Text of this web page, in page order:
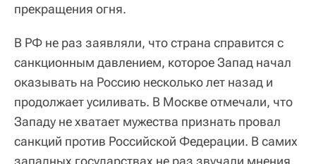
прекращения огня.
В РФ не раз заявляли, что страна справится с
санкционным давлением, которое Запад начал
оказывать на Россию несколько лет назад и
продолжает усиливать. В Москве отмечали, что
Западу не хватает мужества признать провал
санкций против Российской Федерации. В самих
западных государствах не раз звучали мнения,